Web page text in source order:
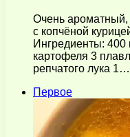
Очень
с копчёной
Ингредиенты: 400
картофеля 3
репчатого лука 1…
Первое